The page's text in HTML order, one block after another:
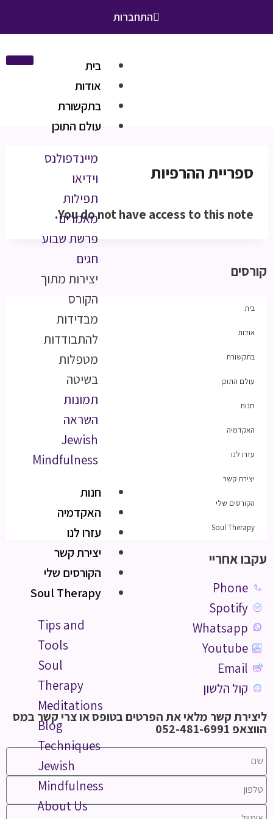
התחברות
בית
אודות
בתקשורת
עולם התוכן
מיינדפולנס
וידיאו
תפילות
מאמרים
פרשת שבוע
חגים
יצירות מתוך
הקורס
מבדידות
להתבודדות
מטפלות
בשיטה
תמונות
השראה
Jewish
Mindfulness
חנות
האקדמיה
עזרו לנו
יצירת קשר
הקורסים שלי
Soul Therapy
Tips and
Tools
Soul
Therapy
Meditations
Blog
Techniques
Jewish
Mindfulness
About Us
ספריית ההרפיות
You do not have access to this note.
קורסים
בית
אודות
בתקשורת
עולם התוכן
חנות
האקדמיה
עזרו לנו
יצירת קשר
הקורסים שלי
Soul Therapy
עקבו אחריי
Phone
Spotify
Whatsapp
Youtube
Email
קול הלשון
ליצירת קשר מלאי את הפרטים בטופס או צרי קשר במס
הווצאפ 052-481-6991